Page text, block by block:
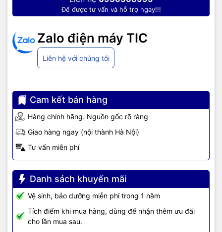
Để được tư vấn và hỗ trợ ngay!!!
Zalo điện máy TIC
Liên hệ với chúng tôi
Cam kết bán hàng
Hàng chính hãng. Nguồn gốc rõ ràng
Giao hàng ngay (nội thành Hà Nội)
Tư vấn miễn phí
Danh sách khuyến mãi
Vệ sinh, bảo dưỡng miễn phí trong 1 năm
Tích điểm khi mua hàng, dùng để nhận thêm ưu đãi
cho lần mua sau.